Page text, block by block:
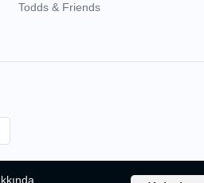
Todds & Friends